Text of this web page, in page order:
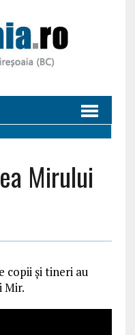
Mirului
copii și tineri au
Mir.